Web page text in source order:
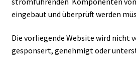
eingebaut und überprüft werden
Die vorliegende Website wird nicht
gesponsert, genehmigt oder